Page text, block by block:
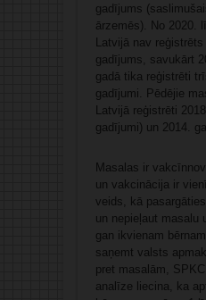
gadījums
ārzemēs). No 2020.
Latvijā nav
gadījums, savukārt
gadā tika reģistrēti
gadījumi. Pēdējie
Latvijā reģistrēti
gadījumi) un 2014.
Masalas ir
un vakcinācija ir
veids, kā
un nepieļaut masalu
gan ikvienam
saņemt valsts
pret masalām,
analīze liecina, ka